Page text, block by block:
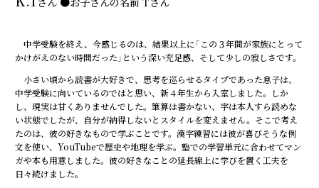
中学受験を終え、今感じるのは、結果以上に「この３年間が家族にとって
かけがえのない時間だった」という深い充足感、そして少しの寂しさです。
小さい頃から読書が大好きで、思考を巡らせるタイプであった息子は、
中学受験に向いているのではと思い、新４年生から入室しました。しか
し、現実は甘くありませんでした。筆算は書かない、字は本人すら読めな
い状態でしたが、自分が納得しないとスタイルを変えません。そこで考え
たのは、彼の好きなもので学ぶことです。漢字練習には彼が喜びそうな例
文を使い、YouTubeで歴史や地理を学ぶ。塾での学習単元に合わせてマン
ガや本も用意しました。彼の好きなことの延長線上に学びを置く工夫を
日々続けました。